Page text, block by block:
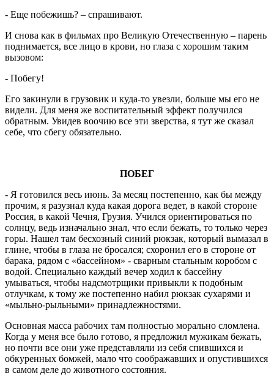
- Еще побежишь? – спрашивают.
И снова как в фильмах про Великую Отечественную – парень
поднимается, все лицо в крови, но глаза с хорошим таким
вызовом:
- Побегу!
Его закинули в грузовик и куда-то увезли, больше мы его не
видели. Для меня же воспитательный эффект получился
обратным. Увидев воочию все эти зверства, я тут же сказал
себе, что сбегу обязательно.
ПОБЕГ
- Я готовился весь июнь. За месяц постепенно, как бы между
прочим, я разузнал куда какая дорога ведет, в какой стороне
Россия, в какой Чечня, Грузия. Учился ориентироваться по
солнцу, ведь изначально знал, что если бежать, то только через
горы. Нашел там бесхозный синий рюкзак, который вымазал в
глине, чтобы в глаза не бросался; схоронил его в стороне от
барака, рядом с «бассейном» - сварным стальным коробом с
водой. Специально каждый вечер ходил к бассейну
умываться, чтобы надсмотрщики привыкли к подобным
отлучкам, к тому же постепенно набил рюкзак сухарями и
«мыльно-рыльными» принадлежностями.
Основная масса рабочих там полностью морально сломлена.
Когда у меня все было готово, я предложил мужикам бежать,
но почти все они уже представляли из себя спившихся и
обкуренных бомжей, мало что соображавших и опустившихся
в самом деле до животного состояния.